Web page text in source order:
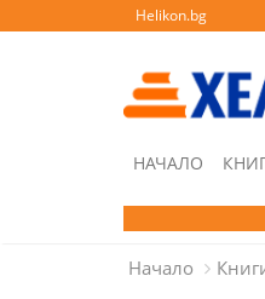
Helikon.bg
НАЧАЛО
Начало